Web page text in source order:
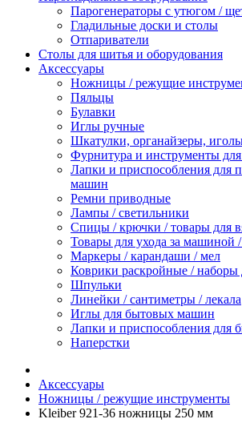
Парогенераторы с утюгом /
Гладильные доски и столы
Отпариватели
Столы для шитья и оборудования
Аксессуары
Ножницы / режущие
Пяльцы
Булавки
Иглы ручные
Шкатулки, органайзеры,
Фурнитура и инструменты для
Лапки и приспособления для
машин
Ремни приводные
Лампы / светильники
Спицы / крючки / товары для
Товары для ухода за машиной
Маркеры / карандаши / мел
Коврики раскройные / наборы
Шпульки
Линейки / сантиметры / лекала
Иглы для бытовых машин
Лапки и приспособления для
Наперстки
Аксессуары
Ножницы / режущие инструменты
Kleiber 921-36 ножницы 250 мм